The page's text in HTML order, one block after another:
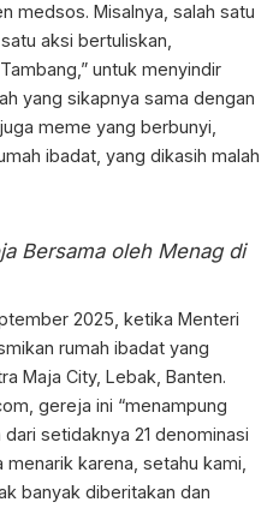
medsos. Misalnya, salah satu
aksi bertuliskan,
untuk menyindir
yang sikapnya sama dengan
meme yang berbunyi,
ibadat, yang dikasih malah
Bersama oleh Menag di
2025, ketika Menteri
rumah ibadat yang
Maja City, Lebak, Banten.
gereja ini “menampung
setidaknya 21 denominasi
menarik karena, setahu kami,
banyak diberitakan dan